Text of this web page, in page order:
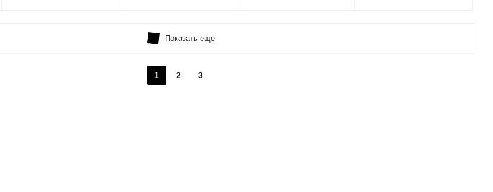
Показать еще
1 2 3